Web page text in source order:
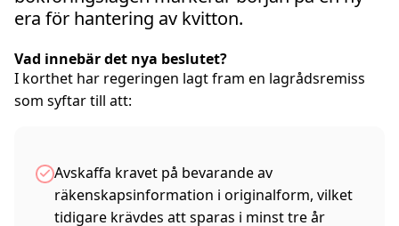
era för hantering av kvitton.
Vad innebär det nya beslutet?
I korthet har regeringen lagt fram en lagrådsremiss
som syftar till att:
Avskaffa kravet på bevarande av
räkenskapsinformation i originalform, vilket
tidigare krävdes att sparas i minst tre år